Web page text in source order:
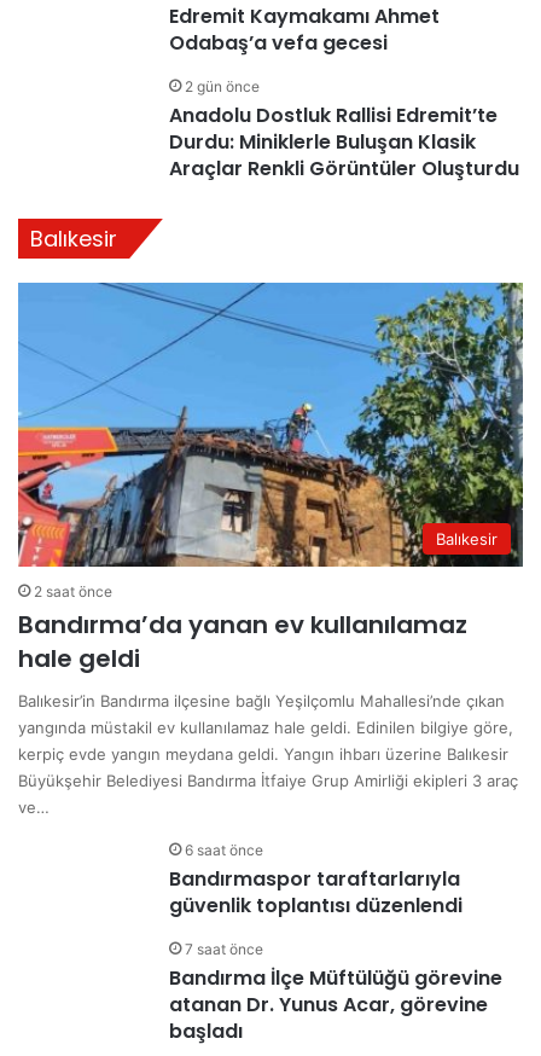
Edremit Kaymakamı Ahmet
Odabaş’a vefa gecesi
2 gün önce
Anadolu Dostluk Rallisi Edremit’te
Durdu: Miniklerle Buluşan Klasik
Araçlar Renkli Görüntüler Oluşturdu
Balıkesir
Balıkesir
2 saat önce
Bandırma’da yanan ev kullanılamaz
hale geldi
Balıkesir’in Bandırma ilçesine bağlı Yeşilçomlu Mahallesi’nde çıkan
yangında müstakil ev kullanılamaz hale geldi. Edinilen bilgiye göre,
kerpiç evde yangın meydana geldi. Yangın ihbarı üzerine Balıkesir
Büyükşehir Belediyesi Bandırma İtfaiye Grup Amirliği ekipleri 3 araç
ve…
6 saat önce
Bandırmaspor taraftarlarıyla
güvenlik toplantısı düzenlendi
7 saat önce
Bandırma İlçe Müftülüğü görevine
atanan Dr. Yunus Acar, görevine
başladı